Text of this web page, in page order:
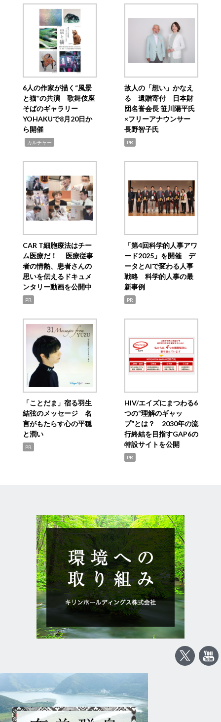
6人の作家が描く“風景
と猫”の共演 歌舞伎座
そばのギャラリー
YOHAKUで8月20日か
ら開催
カルチャー
故人の「想い」かなえ
る 遺贈寄付 日本財
団名誉会長 笹川陽平氏
×フリーアナウンサー
長野智子氏
PR
CAR T細胞療法はチー
ム医療だ！ 医療従事
者の情熱、患者さんの
思いを伝えるドキュメ
ンタリー動画を公開中
PR
「第4回科学的人事アワ
ード2025」を開催 デ
ータとAIで変わる人事
戦略 科学的人事の最
新事例
PR
「ことだま」宿る羽生
結弦のメッセージ 名
言がもたらす心の平穏
と潤い
PR
HIV/エイズにまつわる6
つの“理解のギャッ
プ”とは？ 2030年の流
行終結を目指すGAP6の
特設サイトを公開
PR